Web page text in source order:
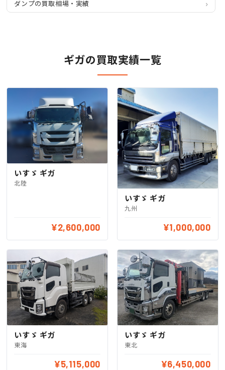
ダンプの買取相場・実績
ギガの買取実績一覧
いすゞ ギガ
北陸
¥2,600,000
いすゞ ギガ
九州
¥1,000,000
いすゞ ギガ
東海
¥5,115,000
いすゞ ギガ
東北
¥6,450,000